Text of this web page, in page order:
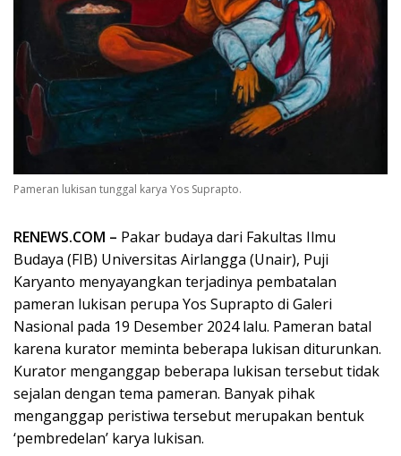
Pameran lukisan tunggal karya Yos Suprapto.
RENEWS.COM – Pakar budaya dari Fakultas Ilmu
Budaya (FIB) Universitas Airlangga (Unair), Puji
Karyanto menyayangkan terjadinya pembatalan
pameran lukisan perupa Yos Suprapto di Galeri
Nasional pada 19 Desember 2024 lalu. Pameran batal
karena kurator meminta beberapa lukisan diturunkan.
Kurator menganggap beberapa lukisan tersebut tidak
sejalan dengan tema pameran. Banyak pihak
menganggap peristiwa tersebut merupakan bentuk
‘pembredelan’ karya lukisan.